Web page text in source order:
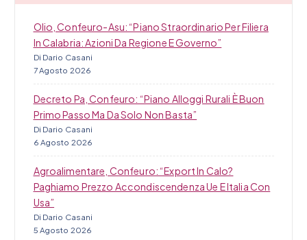
Olio, Confeuro-Asu: “Piano Straordinario Per Filiera
In Calabria: Azioni Da Regione E Governo”
Di Dario Casani
7 Agosto 2026
Decreto Pa, Confeuro: “Piano Alloggi Rurali È Buon
Primo Passo Ma Da Solo Non Basta”
Di Dario Casani
6 Agosto 2026
Agroalimentare, Confeuro: “Export In Calo?
Paghiamo Prezzo Accondiscendenza Ue E Italia Con
Usa”
Di Dario Casani
5 Agosto 2026